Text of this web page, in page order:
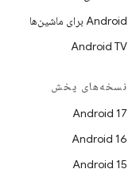
Android برای ماشین‌ها
Android TV
نسخه‌های پخش
Android 17
Android 16
Android 15